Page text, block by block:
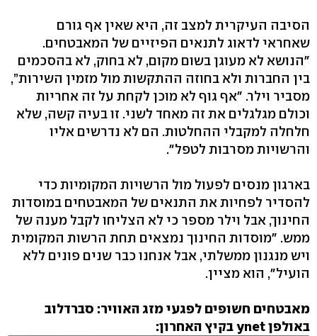
הסיבה העיקרית למצב זה, היא שאין אף גורם
שאחראי לדאוג לתנאים הפיזיים של המאבטחים.
"הנושא לא מעוגן בשום מקום, לא בחוק, לא בהסכמים
בין החברות ולא בחוזה ההתקשות מול מזמין השירות”,
מסביר וילר. "אף גוף לא מוכן לקחת על זה אחריות
וכולם מגלגלים את זה מאחד לשני. זו בעיה קשה, שלא
חלחלה למקבלי ההחלטות. הם לא נדרשים אליו
והרשויות מסרבות לטפל".
בארגון מנסים לפעול מול הרשויות המקומיות כדי
להסדיר לפחיות את התנאים של המאבטחים במוסדות
החינוך, אבל וילר מספר כי לא הצליחו לקבל מענה של
ממש. "מוסדות החינוך נמצאים תחת הרשות המקומית
ויש מנגנון ממשלתי, אבל אנחנו כבר שנים פונים ללא
הועיל", הוא מציין.
מאבטחים חשופים לפגעי מזג האוויר: סברדלוב
באולפן ynet בקיץ האחרון: